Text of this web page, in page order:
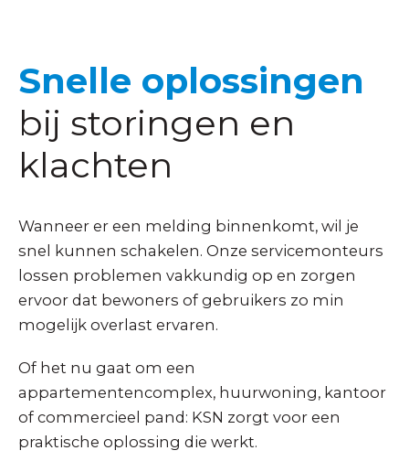
Snelle oplossingen
bij storingen en
klachten
Wanneer er een melding binnenkomt, wil je
snel kunnen schakelen. Onze servicemonteurs
lossen problemen vakkundig op en zorgen
ervoor dat bewoners of gebruikers zo min
mogelijk overlast ervaren.
Of het nu gaat om een
appartementencomplex, huurwoning, kantoor
of commercieel pand: KSN zorgt voor een
praktische oplossing die werkt.